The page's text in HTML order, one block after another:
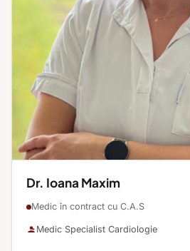
Dr. Ioana Maxim
Medic în contract cu C.A.S
Medic Specialist Cardiologie